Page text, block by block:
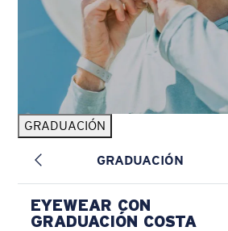
GRADUACIÓN
GRADUACIÓN
EYEWEAR CON
GRADUACIÓN COSTA